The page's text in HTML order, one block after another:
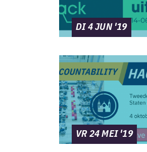
DI 4 JUN '19
VR 24 MEI '19